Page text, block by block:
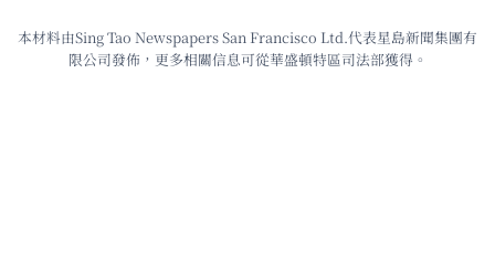
本材料由Sing Tao Newspapers San Francisco Ltd.代表星島新聞集團有
限公司發佈，更多相關信息可從華盛頓特區司法部獲得。